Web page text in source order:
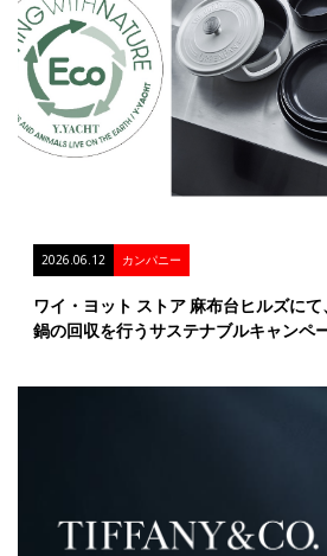
2026.06.12 カンパニー
ワイ・ヨット ストア 麻布台ヒルズに
鍋の回収を行うサステナブルキャンペ